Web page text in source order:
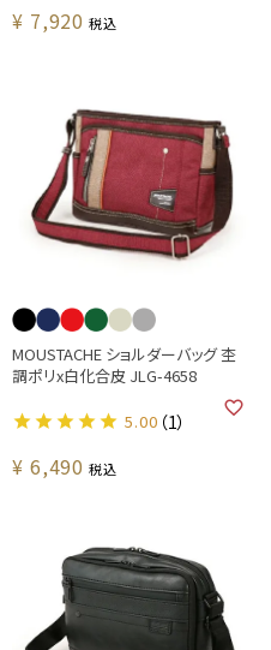
¥ 7,920 税込
MOUSTACHE ショルダーバッグ 杢
調ポリx白化合皮 JLG-4658
¥ 6,490 税込
5.00 （1）